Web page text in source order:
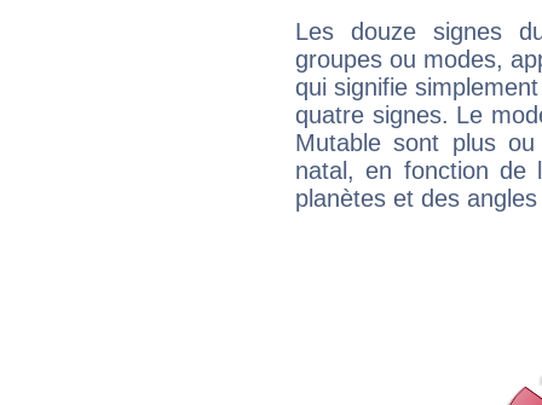
Les douze signes
groupes ou modes,
qui signifie
quatre signes. Le
Mutable sont plus
natal, en fonction de
planètes et des